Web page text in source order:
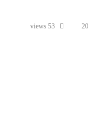
53 views